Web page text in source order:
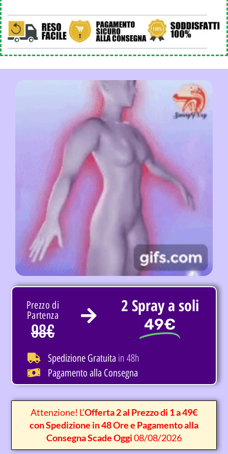
Prezzo di
Partenza
98€
2 Spray a soli
49€
Spedizione Gratuita in 48h
Pagamento alla Consegna
Attenzione! L’Offerta 2 al Prezzo di 1 a 49€
con Spedizione in 48 Ore e Pagamento alla
Consegna Scade Oggi08/08/2026